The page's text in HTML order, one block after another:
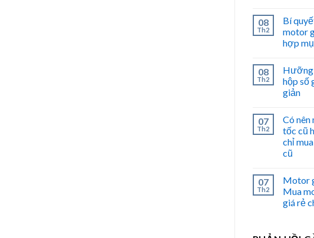
08
Th2
Bí
motor
hợp
08
Th2
hộp số
giản
07
Th2
Có nên
tốc cũ
chỉ
cũ
07
Th2
Motor
Mua
giá rẻ